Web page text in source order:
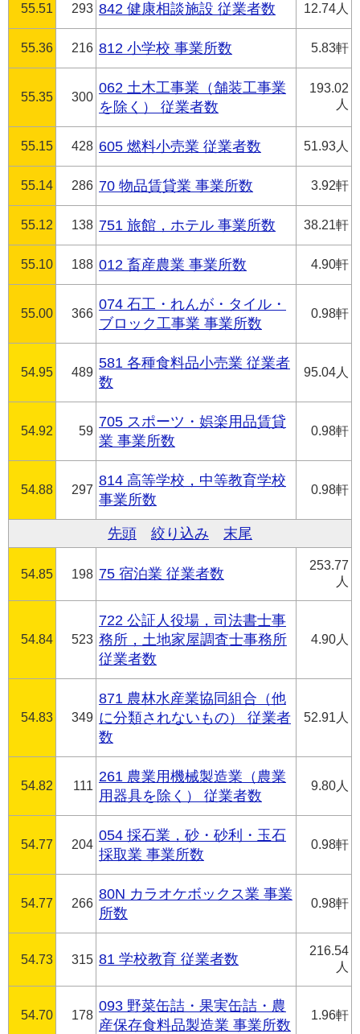
55.51 293 842 健康相談施設 従業者数 12.74人
55.36 216 812 小学校 事業所数 5.83軒
55.35 300
062 土木工事業（舗装工事業
を除く） 従業者数
193.02
人
55.15 428 605 燃料小売業 従業者数 51.93人
55.14 286 70 物品賃貸業 事業所数 3.92軒
55.12 138 751 旅館，ホテル 事業所数 38.21軒
55.10 188 012 畜産農業 事業所数 4.90軒
55.00 366
074 石工・れんが・タイル・
ブロック工事業 事業所数
0.98軒
54.95 489
581 各種食料品小売業 従業者
数
95.04人
54.92 59
705 スポーツ・娯楽用品賃貸
業 事業所数
0.98軒
54.88 297
814 高等学校，中等教育学校
事業所数
0.98軒
先頭 絞り込み 末尾
54.85 198 75 宿泊業 従業者数
253.77
人
54.84 523
722 公証人役場，司法書士事
務所，土地家屋調査士事務所
従業者数
4.90人
54.83 349
871 農林水産業協同組合（他
に分類されないもの） 従業者
数
52.91人
54.82 111
261 農業用機械製造業（農業
用器具を除く） 従業者数
9.80人
54.77 204
054 採石業，砂・砂利・玉石
採取業 事業所数
0.98軒
54.77 266
80N カラオケボックス業 事業
所数
0.98軒
54.73 315 81 学校教育 従業者数
216.54
人
54.70 178
093 野菜缶詰・果実缶詰・農
産保存食料品製造業 事業所数
1.96軒